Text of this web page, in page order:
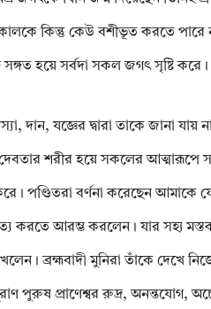
কালকে কিন্তু কেউ বশীভূত করতে
সঙ্গত হয়ে সর্বদা সকল জগৎ সৃষ্টি
যজ্ঞের দ্বারা তাকে জানা যায়
শরীর হয়ে সকলের আত্মারূপে
পণ্ডিতরা বর্ণনা করেছেন আমাকে
করতে আরম্ভ করলেন। যার সহ্য
ব্রহ্মবাদী মুনিরা তাঁকে দেখে
পুরুষ প্রাণেশ্বর রুদ্র, অনন্তযোগ,